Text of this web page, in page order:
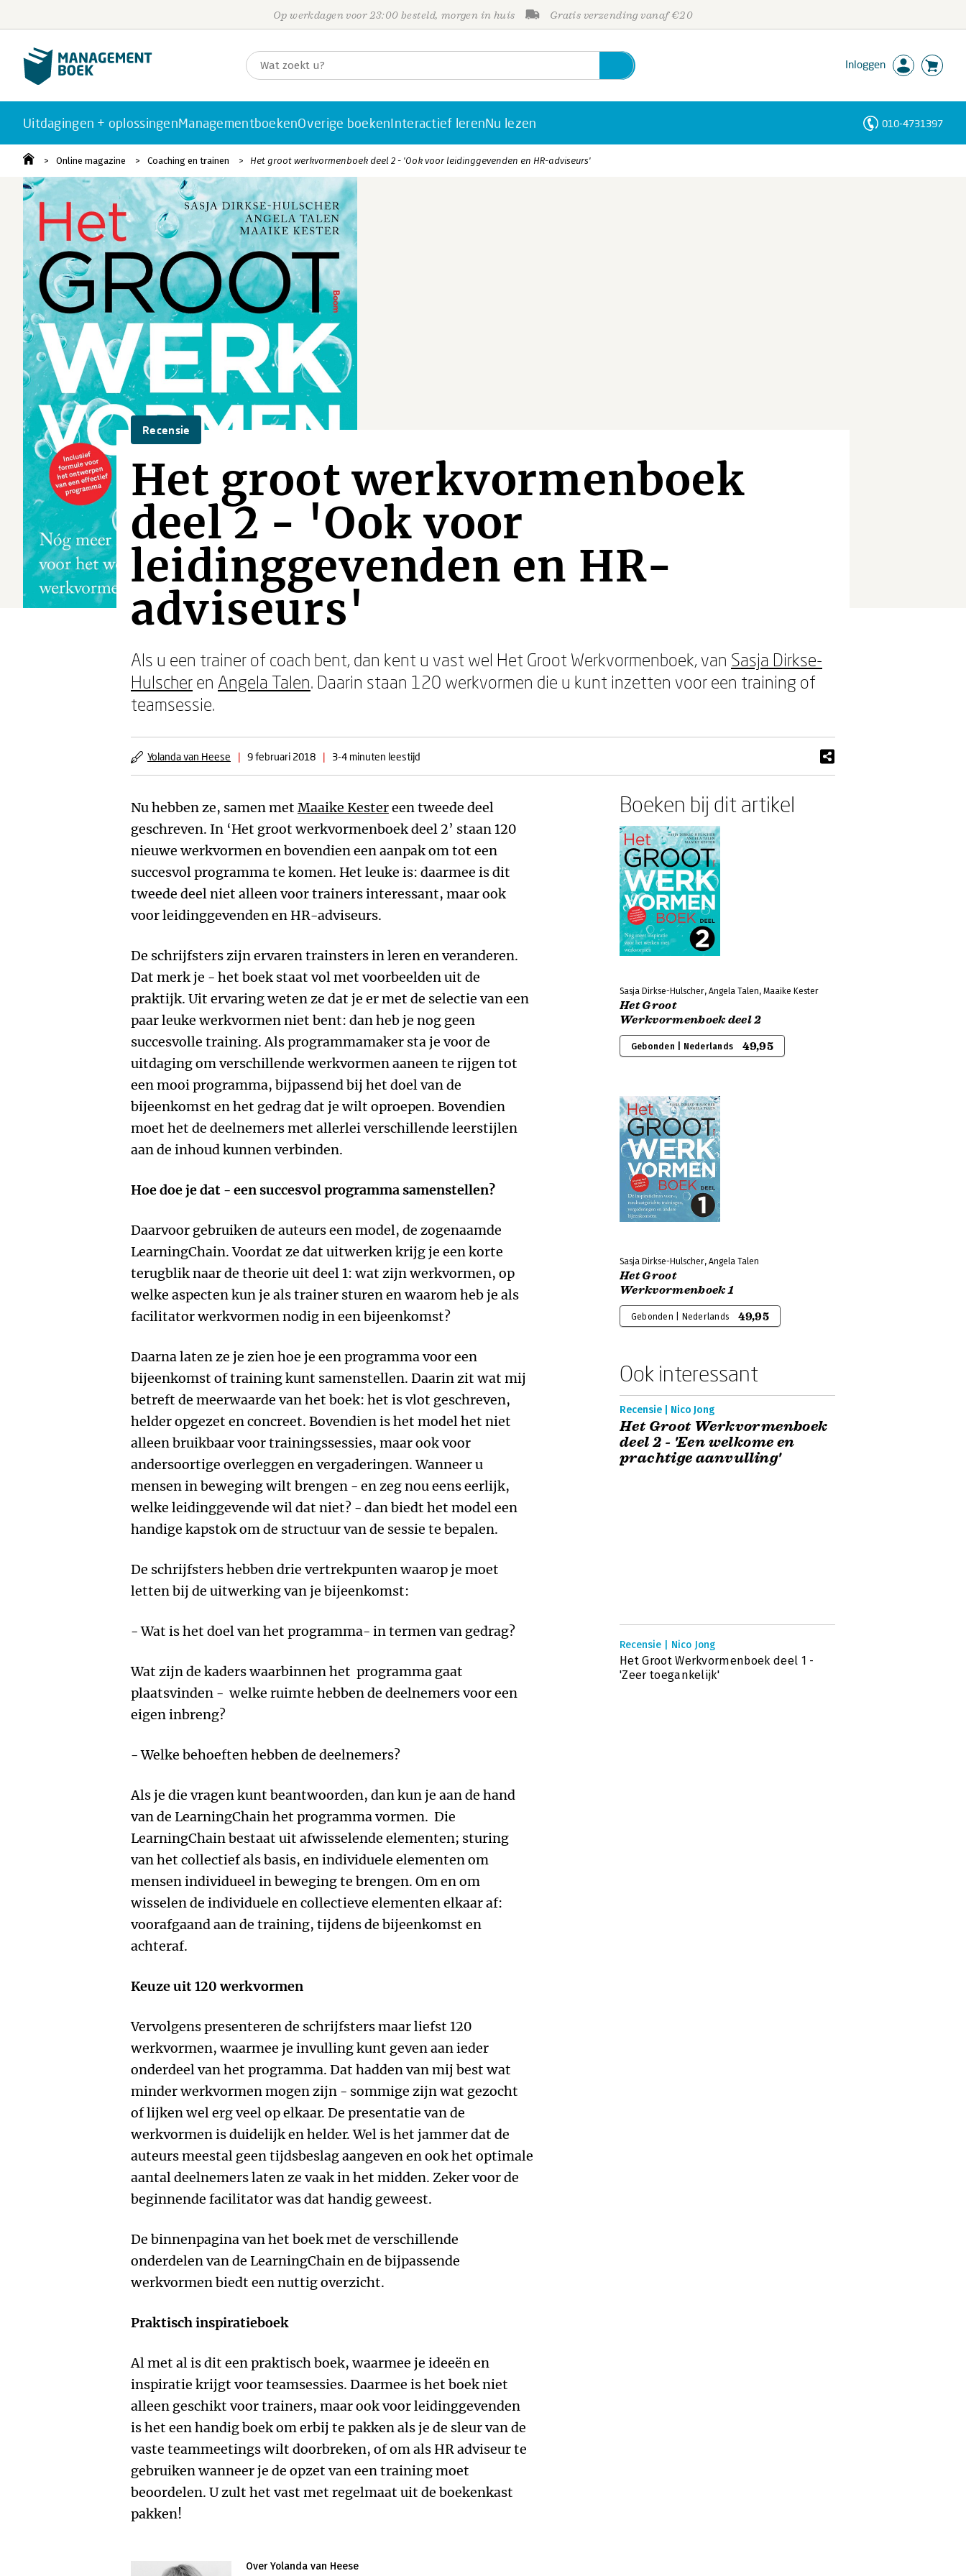
Op werkdagen voor 23:00 besteld, morgen in huis Gratis verzending vanaf €20
Inloggen
Uitdagingen + oplossingenManagementboekenOverige boekenInteractief lerenNu lezen 010-4731397
Online magazine Coaching en trainen Het groot werkvormenboek deel 2 - 'Ook voor leidinggevenden en HR-adviseurs'
Recensie
Het groot werkvormenboek
deel 2 - 'Ook voor
leidinggevenden en HR-
adviseurs'
Als u een trainer of coach bent, dan kent u vast wel Het Groot Werkvormenboek, van Sasja Dirkse-
Hulscher en Angela Talen. Daarin staan 120 werkvormen die u kunt inzetten voor een training of
teamsessie.
Yolanda van Heese | 9 februari 2018 | 3-4 minuten leestijd
Nu hebben ze, samen met Maaike Kestereen tweede deel
geschreven. In ‘Het groot werkvormenboek deel 2’ staan 120
nieuwe werkvormen en bovendien een aanpak om tot een
succesvol programma te komen. Het leuke is: daarmee is dit
tweede deel niet alleen voor trainers interessant, maar ook
voor leidinggevenden en HR-adviseurs.
De schrijfsters zijn ervaren trainsters in leren en veranderen.
Dat merk je - het boek staat vol met voorbeelden uit de
praktijk. Uit ervaring weten ze dat je er met de selectie van een
paar leuke werkvormen niet bent: dan heb je nog geen
succesvolle training. Als programmamaker sta je voor de
uitdaging om verschillende werkvormen aaneen te rijgen tot
een mooi programma, bijpassend bij het doel van de
bijeenkomst en het gedrag dat je wilt oproepen. Bovendien
moet het de deelnemers met allerlei verschillende leerstijlen
aan de inhoud kunnen verbinden.
Hoe doe je dat - een succesvol programma samenstellen?
Daarvoor gebruiken de auteurs een model, de zogenaamde
LearningChain. Voordat ze dat uitwerken krijg je een korte
terugblik naar de theorie uit deel 1: wat zijn werkvormen, op
welke aspecten kun je als trainer sturen en waarom heb je als
facilitator werkvormen nodig in een bijeenkomst?
Daarna laten ze je zien hoe je een programma voor een
bijeenkomst of training kunt samenstellen. Daarin zit wat mij
betreft de meerwaarde van het boek: het is vlot geschreven,
helder opgezet en concreet. Bovendien is het model het niet
alleen bruikbaar voor trainingssessies, maar ook voor
andersoortige overleggen en vergaderingen. Wanneer u
mensen in beweging wilt brengen - en zeg nou eens eerlijk,
welke leidinggevende wil dat niet? - dan biedt het model een
handige kapstok om de structuur van de sessie te bepalen.
De schrijfsters hebben drie vertrekpunten waarop je moet
letten bij de uitwerking van je bijeenkomst:
- Wat is het doel van het programma- in termen van gedrag?
Wat zijn de kaders waarbinnen het programma gaat
plaatsvinden - welke ruimte hebben de deelnemers voor een
eigen inbreng?
- Welke behoeften hebben de deelnemers?
Als je die vragen kunt beantwoorden, dan kun je aan de hand
van de LearningChain het programma vormen. Die
LearningChain bestaat uit afwisselende elementen; sturing
van het collectief als basis, en individuele elementen om
mensen individueel in beweging te brengen. Om en om
wisselen de individuele en collectieve elementen elkaar af:
voorafgaand aan de training, tijdens de bijeenkomst en
achteraf.
Keuze uit 120 werkvormen
Vervolgens presenteren de schrijfsters maar liefst 120
werkvormen, waarmee je invulling kunt geven aan ieder
onderdeel van het programma. Dat hadden van mij best wat
minder werkvormen mogen zijn - sommige zijn wat gezocht
of lijken wel erg veel op elkaar. De presentatie van de
werkvormen is duidelijk en helder. Wel is het jammer dat de
auteurs meestal geen tijdsbeslag aangeven en ook het optimale
aantal deelnemers laten ze vaak in het midden. Zeker voor de
beginnende facilitator was dat handig geweest.
De binnenpagina van het boek met de verschillende
onderdelen van de LearningChain en de bijpassende
werkvormen biedt een nuttig overzicht.
Praktisch inspiratieboek
Al met al is dit een praktisch boek, waarmee je ideeën en
inspiratie krijgt voor teamsessies. Daarmee is het boek niet
alleen geschikt voor trainers, maar ook voor leidinggevenden
is het een handig boek om erbij te pakken als je de sleur van de
vaste teammeetings wilt doorbreken, of om als HR adviseur te
gebruiken wanneer je de opzet van een training moet
beoordelen. U zult het vast met regelmaat uit de boekenkast
pakken!
Over Yolanda van Heese
Boeken bij dit artikel
Sasja Dirkse-Hulscher, Angela Talen, Maaike Kester
Het Groot
Werkvormenboek deel 2
Gebonden | Nederlands 49,95
Sasja Dirkse-Hulscher, Angela Talen
Het Groot
Werkvormenboek 1
Gebonden | Nederlands 49,95
Ook interessant
Recensie | Nico Jong
Het Groot Werkvormenboek
deel 2 - 'Een welkome en
prachtige aanvulling'
Recensie | Nico Jong
Het Groot Werkvormenboek deel 1 -
'Zeer toegankelijk'
Personen